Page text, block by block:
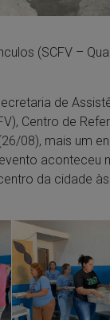
(SCFV –
de
Centro de
08), mais um
aconteceu
da cidade